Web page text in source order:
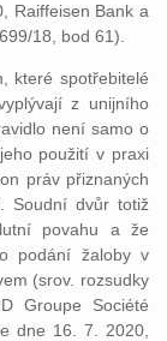
Raiffeisen Bank a
18, bod 61).
které spotřebitelé
z unijního
není samo o
použití v praxi
práv přiznaných
Soudní dvůr totiž
povahu a že
podání žaloby v
(srov. rozsudky
Groupe Société
dne 16. 7. 2020,